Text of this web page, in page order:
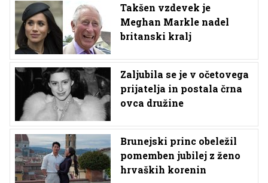
Takšen vzdevek je
Meghan Markle nadel
britanski kralj
Zaljubila se je v očetovega
prijatelja in postala črna
ovca družine
Brunejski princ obeležil
pomemben jubilej z ženo
hrvaških korenin